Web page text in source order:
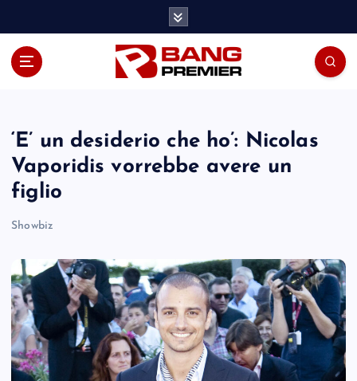
‘E’ un desiderio che ho’: Nicolas
Vaporidis vorrebbe avere un
figlio
Showbiz